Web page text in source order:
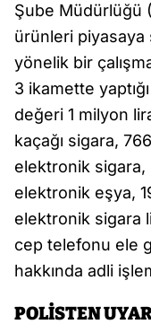
Şube Müdürlüğü
ürünleri piyasaya
yönelik bir
3 ikamette
değeri 1 milyon
kaçağı sigara,
elektronik sigara,
elektronik eşya,
elektronik sigara
cep telefonu ele
hakkında adli
POLİSTEN